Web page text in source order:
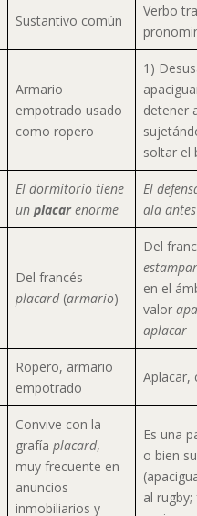
Sustantivo común
Verbo
Armario
empotrado usado
como ropero
1)
detener
soltar el
El dormitorio tiene
unplacarenorme
El
ala
Del francés
placard(armario)
Del
en el
valor
aplacar
Ropero, armario
empotrado
Aplacar,
Convive con la
grafíaplacard,
muy frecuente en
anuncios
inmobiliarios y
Es una
o bien
al